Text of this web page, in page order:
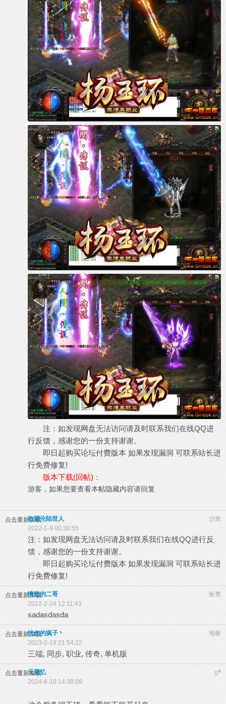
注：如发现网盘无法访问请及时联系我们在线QQ进
行反馈，感谢您的一份支持谢谢。
即日起购买论坛付费版本 如果发现漏洞 可联系站长进
行免费修复!
版本下载(回帖)：
游客，如果您要查看本帖隐藏内容请回复
点击重新加载 沙发
欲望沦陷世人
2022-1-9 00:30:55
注：如发现网盘无法访问请及时联系我们在线QQ进行反
馈，感谢您的一份支持谢谢。
即日起购买论坛付费版本 如果发现漏洞 可联系站长进
行免费修复!
点击重新加载 板凳
愤怒的二哥
2022-2-24 12:11:43
sadasdasda
点击重新加载 地板
忧伤的疯子丶
2023-2-19 21:54:22
三端, 同步, 职业, 传奇, 单机版
点击重新加载 5#
元莫忆
2024-6-10 14:38:09